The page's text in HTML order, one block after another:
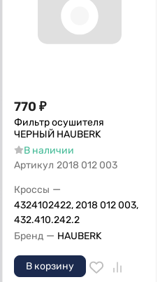
770 ₽
Фильтр осушителя
ЧЕРНЫЙ HAUBERK
В наличии
Артикул 2018 012 003
Кроссы —
4324102422, 2018 012 003,
432.410.242.2
Бренд — HAUBERK
В корзину